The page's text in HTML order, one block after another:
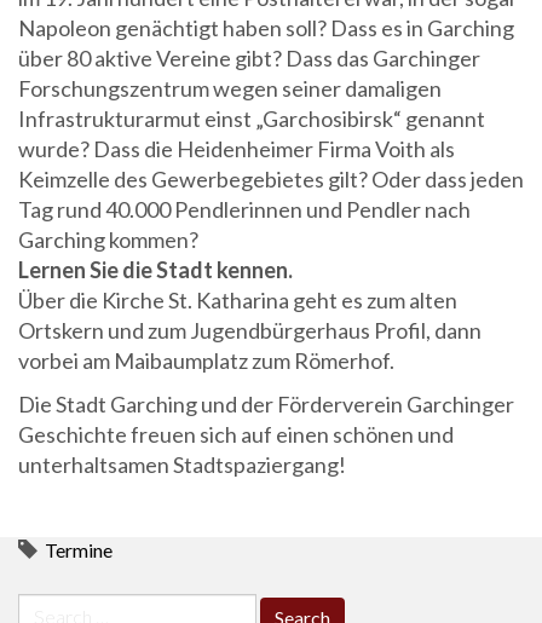
Napoleon genächtigt haben soll? Dass es in Garching
über 80 aktive Vereine gibt? Dass das Garchinger
Forschungszentrum wegen seiner damaligen
Infrastrukturarmut einst „Garchosibirsk“ genannt
wurde? Dass die Heidenheimer Firma Voith als
Keimzelle des Gewerbegebietes gilt? Oder dass jeden
Tag rund 40.000 Pendlerinnen und Pendler nach
Garching kommen?
Lernen Sie die Stadt kennen.
Über die Kirche St. Katharina geht es zum alten
Ortskern und zum Jugendbürgerhaus Profil, dann
vorbei am Maibaumplatz zum Römerhof.
Die Stadt Garching und der Förderverein Garchinger
Geschichte freuen sich auf einen schönen und
unterhaltsamen Stadtspaziergang!
Termine